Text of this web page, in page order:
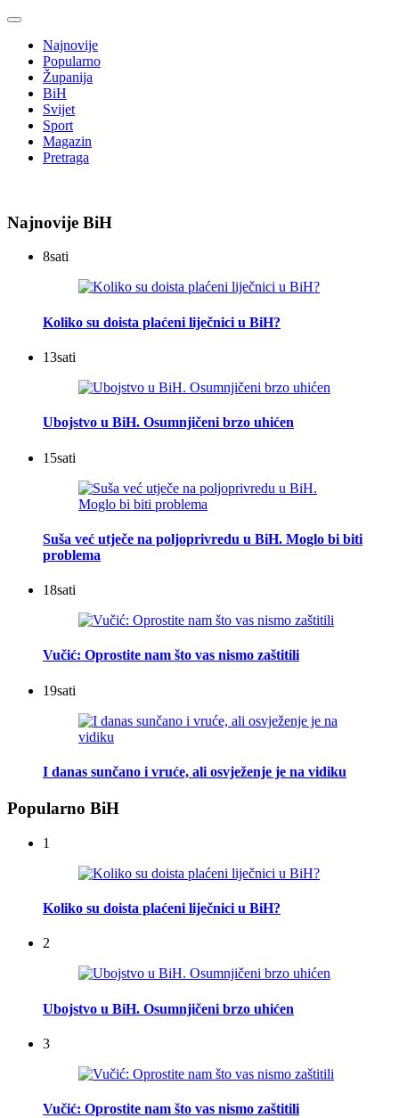
Najnovije
Popularno
Županija
BiH
Svijet
Sport
Magazin
Pretraga
Najnovije BiH
8sati
Koliko su doista plaćeni liječnici u BiH?
13sati
Ubojstvo u BiH. Osumnjičeni brzo uhićen
15sati
Suša već utječe na poljoprivredu u BiH. Moglo bi biti
problema
18sati
Vučić: Oprostite nam što vas nismo zaštitili
19sati
I danas sunčano i vruće, ali osvježenje je na vidiku
Popularno BiH
1
Koliko su doista plaćeni liječnici u BiH?
2
Ubojstvo u BiH. Osumnjičeni brzo uhićen
3
Vučić: Oprostite nam što vas nismo zaštitili